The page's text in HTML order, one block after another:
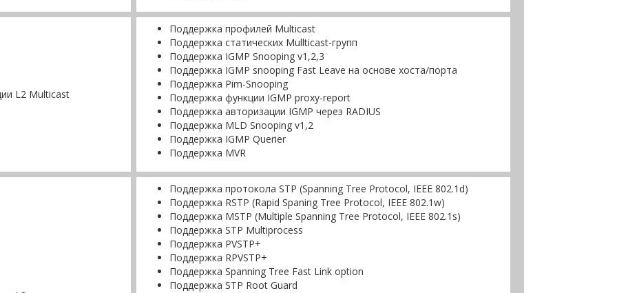
L2 Multicast
Поддержка профилей Multicast
Поддержка статических Mullticast-групп
Поддержка IGMP Snooping v1,2,3
Поддержка IGMP snooping Fast Leave на основе хоста/порта
Поддержка Pim-Snooping
Поддержка функции IGMP proxy-report
Поддержка авторизации IGMP через RADIUS
Поддержка MLD Snooping v1,2
Поддержка IGMP Querier
Поддержка MVR
Поддержка протокола STP (Spanning Tree Protocol, IEEE 802.1d)
Поддержка RSTP (Rapid Spaning Tree Protocol, IEEE 802.1w)
Поддержка MSTP (Multiple Spanning Tree Protocol, IEEE 802.1s)
Поддержка STP Multiprocess
Поддержка PVSTP+
Поддержка RPVSTP+
Поддержка Spanning Tree Fast Link option
Поддержка STP Root Guard